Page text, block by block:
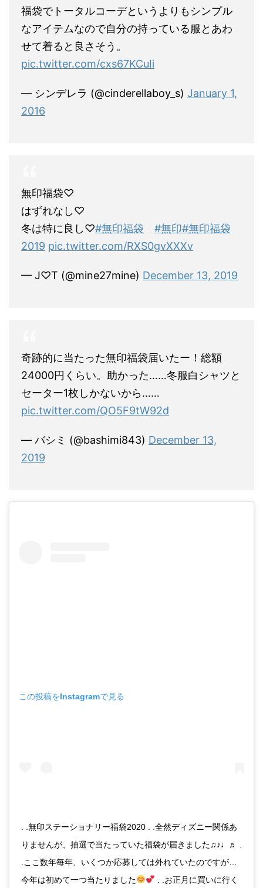
福袋でトータルコーデというよりもシンプル
なアイテムなので自分の持っている服とあわ
せて着ると良さそう。
pic.twitter.com/cxs67KCuIi
— シンデレラ (@cinderellaboy_s) January 1,
2016
無印福袋♡
はずれなし♡
冬は特に良し♡#無印福袋 #無印#無印福袋
2019 pic.twitter.com/RXS0gvXXXv
— J♡T (@mine27mine) December 13, 2019
奇跡的に当たった無印福袋届いたー！総額
24000円くらい。助かった……冬服白シャツと
セーター1枚しかないから……
pic.twitter.com/QO5F9tW92d
— バシミ (@bashimi843) December 13,
2019
この投稿をInstagramで見る
. .無印ステーショナリー福袋2020 . .全然ディズニー関係あ
りませんが、抽選で当たっていた福袋が届きました♫♪♩♬ .
.ここ数年毎年、いくつか応募しては外れていたのですが…
今年は初めて一つ当たりました
. .お正月に買いに行く